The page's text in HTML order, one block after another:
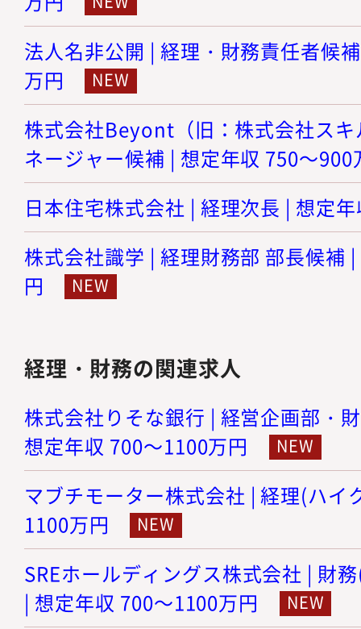
法人名非公開 | 経理・財務責任者候
万円
株式会社Beyont（旧：株式会社ス
ネージャー候補 | 想定年収 750～900
日本住宅株式会社 | 経理次長 | 想定
株式会社識学 | 経理財務部 部長候補
円
経理・財務の関連求人
株式会社りそな銀行 | 経営企画部・
想定年収 700～1100万円
マブチモーター株式会社 | 経理(ハイ
1100万円
SREホールディングス株式会社 | 財
| 想定年収 700～1100万円